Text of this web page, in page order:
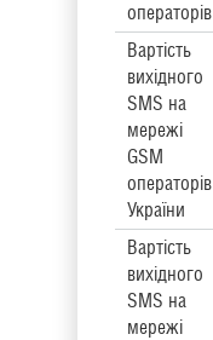
операторів
Вартість
вихідного
SMS на
мережі
GSM
операторів
України
Вартість
вихідного
SMS на
мережі